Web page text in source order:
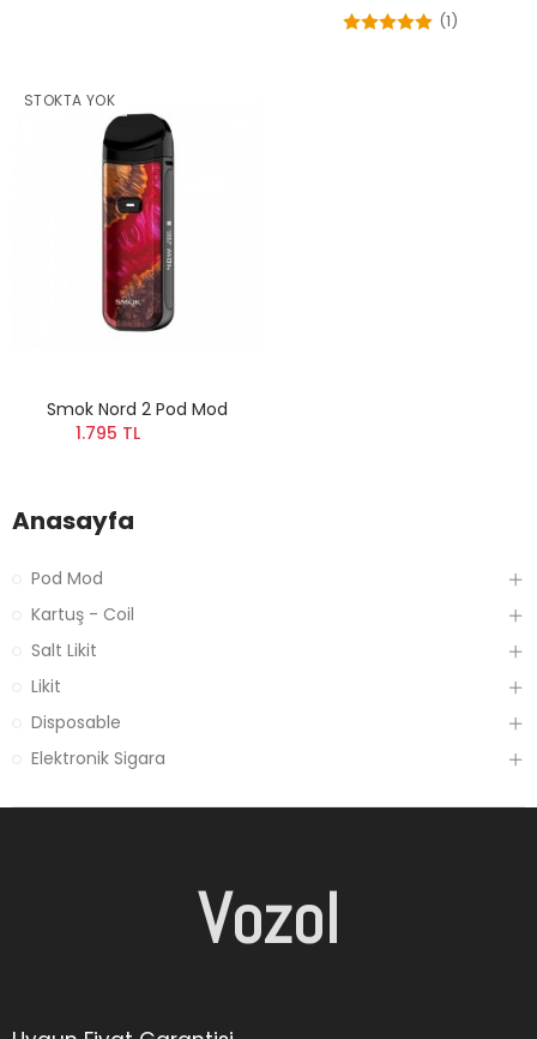
(1)
STOKTA YOK
Smok Nord 2 Pod Mod
1.795 TL
Anasayfa
Pod Mod
Kartuş - Coil
Salt Likit
Likit
Disposable
Elektronik Sigara
Vozol